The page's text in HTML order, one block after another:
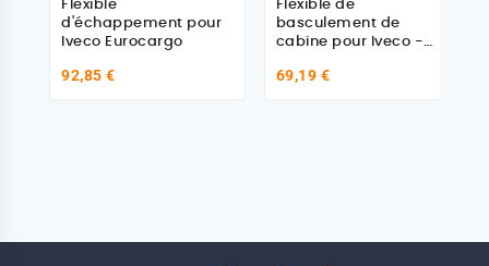
Flexible
d'échappement pour
Iveco Eurocargo
92,85 €
Flexible de
basculement de
cabine pour Iveco -
69,19 €